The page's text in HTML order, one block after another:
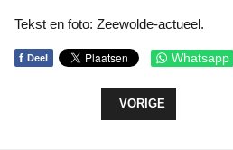
Tekst en foto: Zeewolde-actueel.
f Deel Whatsapp
VORIG ARTIKEL:
VORIGE